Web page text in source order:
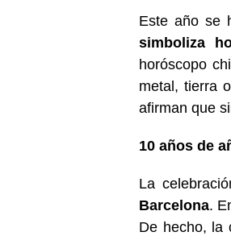
Este año se
simboliza
horóscopo
metal, tierra
afirman que
10 años de
La
Barcelona.
De hecho, la